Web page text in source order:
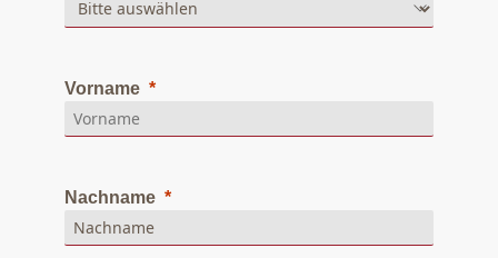
Vorname
Nachname